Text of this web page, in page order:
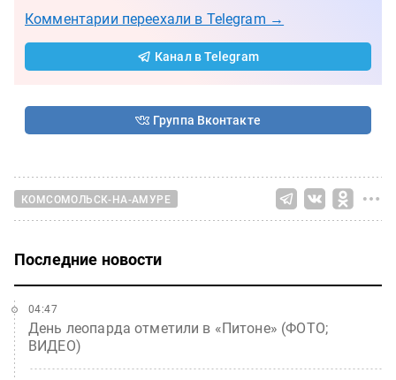
Комментарии переехали в Telegram →
Канал в Telegram
Группа Вконтакте
КОМСОМОЛЬСК-НА-АМУРЕ
Последние новости
День леопарда отметили в «Питоне» (ФОТО;
ВИДЕО)
04:47